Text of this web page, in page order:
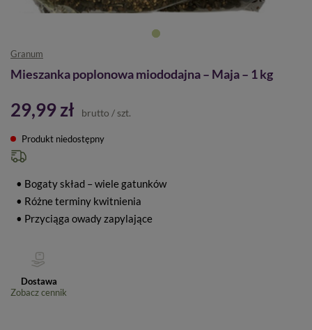
Granum
Mieszanka poplonowa miododajna – Maja – 1 kg
29,99 zł brutto / szt.
Produkt niedostępny
• Bogaty skład – wiele gatunków
• Różne terminy kwitnienia
• Przyciąga owady zapylające
Dostawa
Zobacz cennik